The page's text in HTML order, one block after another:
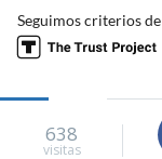
Seguimos criterios de
638
visitas